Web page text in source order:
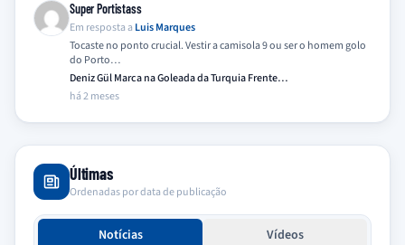
Super Portistass
Em resposta a Luis Marques
Tocaste no ponto crucial. Vestir a camisola 9 ou ser o homem golo
do Porto…
Deniz Gül Marca na Goleada da Turquia Frente…
há 2 meses
Últimas
Ordenadas por data de publicação
Notícias Vídeos